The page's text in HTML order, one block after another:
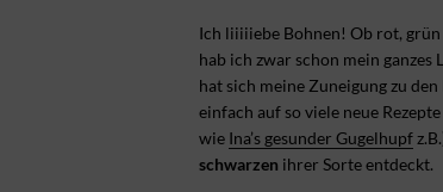
Ich liiiiiebe Bohnen! Ob rot,
hab ich zwar schon mein ganzes
hat sich meine Zuneigung zu
einfach auf so viele neue
wie Ina’s gesunder Gugelhupf
schwarzen ihrer Sorte entdeckt.